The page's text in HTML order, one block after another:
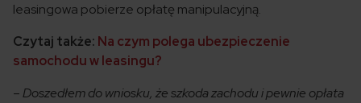
leasingowa pobierze opłatę manipulacyjną.
Czytaj także: Na czym polega ubezpieczenie
samochodu w leasingu?
–Doszedłem do wniosku, że szkoda zachodu i pewnie opłata